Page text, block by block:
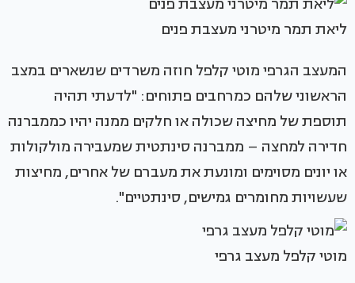
ליאת תמר מיטרני מעצבת פנים
המעצב הגרפי מוטי קלפל חוזה משרדים שנשארים במצב
הראשוני שלהם כמרחבים פתוחים: "לדעתי תהיה
תוספת של מחיצה שכולה או חלקים ממנה יהיו כממברנה
חדירה למחצה – ממברנה סינתטית שמעבירה מולקולות
או יונים מסוימים ומונעת את מעברם של אחרים, מחיצות
שעשויות מחומרים גמישים, סינתטיים".
מוטי קלפל מעצב גרפי